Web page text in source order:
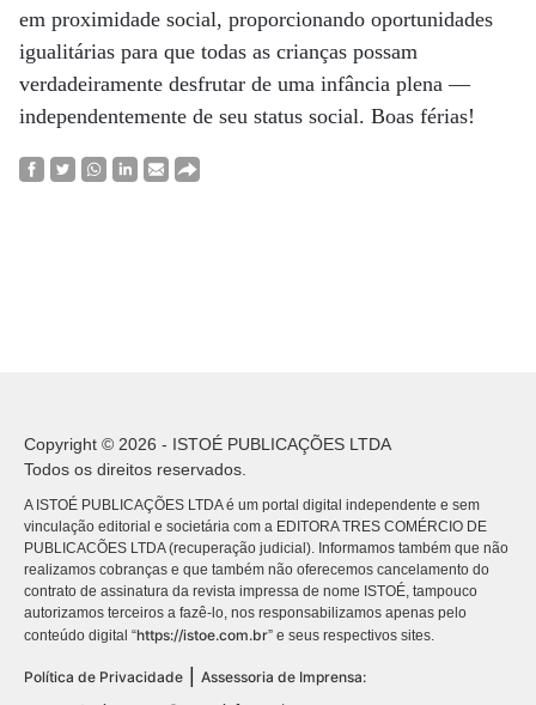
em proximidade social, proporcionando oportunidades
igualitárias para que todas as crianças possam
verdadeiramente desfrutar de uma infância plena —
independentemente de seu status social. Boas férias!
Copyright © 2026 - ISTOÉ PUBLICAÇÕES LTDA
Todos os direitos reservados.
A ISTOÉ PUBLICAÇÕES LTDA é um portal digital independente e sem
vinculação editorial e societária com a EDITORA TRES COMÉRCIO DE
PUBLICACÕES LTDA (recuperação judicial). Informamos também que não
realizamos cobranças e que também não oferecemos cancelamento do
contrato de assinatura da revista impressa de nome ISTOÉ, tampouco
autorizamos terceiros a fazê-lo, nos responsabilizamos apenas pelo
conteúdo digital “https://istoe.com.br” e seus respectivos sites.
Política de Privacidade
Assessoria de Imprensa: